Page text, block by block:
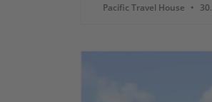
Pacific Travel House